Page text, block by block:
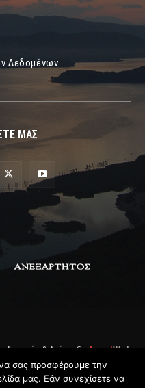
Δεδομένων
ΜΑΣ
& Ανάπτυξη AngelWeb
σας προσφέρουμε την
μας. Εάν συνεχίσετε να